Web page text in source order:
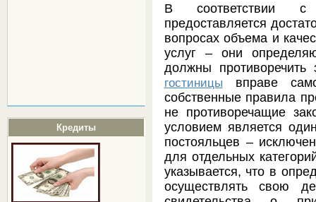
Кредиты
В соответствии с
предоставляется
вопросах объема и
услуг – они
должны
гостиницы вправе
собственные правила
не противоречащие
условием является
постояльцев –
для отдельных
указывается, что в
осуществлять свою